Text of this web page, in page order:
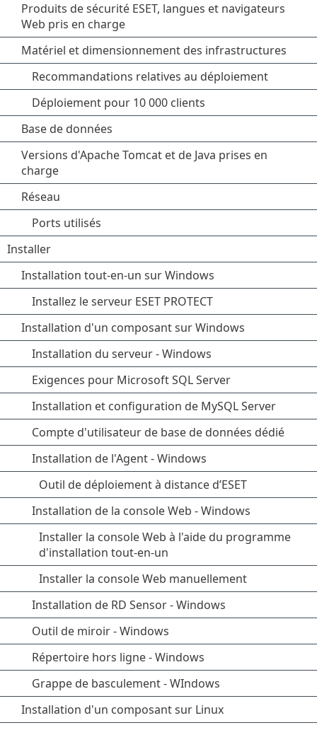
Produits de sécurité ESET, langues et navigateurs
Web pris en charge
Matériel et dimensionnement des infrastructures
Recommandations relatives au déploiement
Déploiement pour 10 000 clients
Base de données
Versions d'Apache Tomcat et de Java prises en
charge
Réseau
Ports utilisés
Installer
Installation tout-en-un sur Windows
Installez le serveur ESET PROTECT
Installation d'un composant sur Windows
Installation du serveur - Windows
Exigences pour Microsoft SQL Server
Installation et configuration de MySQL Server
Compte d'utilisateur de base de données dédié
Installation de l'Agent - Windows
Outil de déploiement à distance d’ESET
Installation de la console Web - Windows
Installer la console Web à l'aide du programme
d'installation tout-en-un
Installer la console Web manuellement
Installation de RD Sensor - Windows
Outil de miroir - Windows
Répertoire hors ligne - Windows
Grappe de basculement - WIndows
Installation d'un composant sur Linux